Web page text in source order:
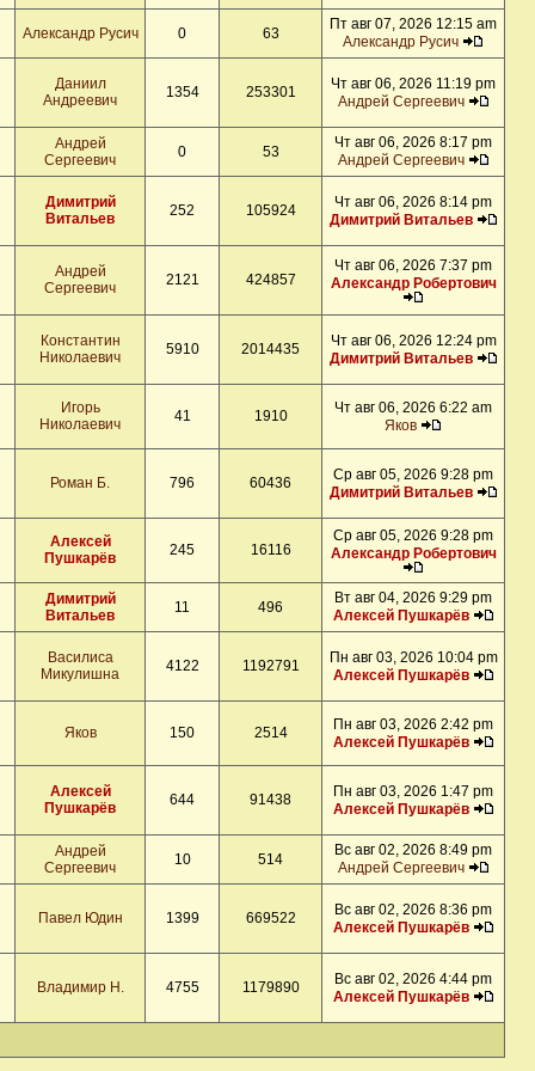
Александр Русич 0 63
Пт авг 07, 2026 12:15 am
Александр Русич
Даниил
Андреевич
1354 253301
Чт авг 06, 2026 11:19 pm
Андрей Сергеевич
Андрей
Сергеевич
0 53
Чт авг 06, 2026 8:17 pm
Андрей Сергеевич
Димитрий
Витальев
252 105924
Чт авг 06, 2026 8:14 pm
Димитрий Витальев
Андрей
Сергеевич
2121 424857
Чт авг 06, 2026 7:37 pm
Александр Робертович
Константин
Николаевич
5910 2014435
Чт авг 06, 2026 12:24 pm
Димитрий Витальев
Игорь
Николаевич
41 1910
Чт авг 06, 2026 6:22 am
Яков
Роман Б. 796 60436
Ср авг 05, 2026 9:28 pm
Димитрий Витальев
Алексей
Пушкарёв
245 16116
Ср авг 05, 2026 9:28 pm
Александр Робертович
Димитрий
Витальев
11 496
Вт авг 04, 2026 9:29 pm
Алексей Пушкарёв
Василиса
Микулишна
4122 1192791
Пн авг 03, 2026 10:04 pm
Алексей Пушкарёв
Яков 150 2514
Пн авг 03, 2026 2:42 pm
Алексей Пушкарёв
Алексей
Пушкарёв
644 91438
Пн авг 03, 2026 1:47 pm
Алексей Пушкарёв
Андрей
Сергеевич
10 514
Вс авг 02, 2026 8:49 pm
Андрей Сергеевич
Павел Юдин 1399 669522
Вс авг 02, 2026 8:36 pm
Алексей Пушкарёв
Владимир Н. 4755 1179890
Вс авг 02, 2026 4:44 pm
Алексей Пушкарёв